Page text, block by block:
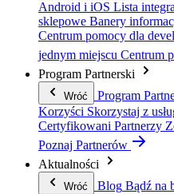
Android i iOS Lista
sklepowe Banery
Centrum pomocy dla
jednym miejscu Centrum
Program Partnerski
Wróć Program
Korzyści Skorzystaj z
Certyfikowani Partnerzy
Poznaj Partnerów
Aktualności
Wróć Blog Bądź na